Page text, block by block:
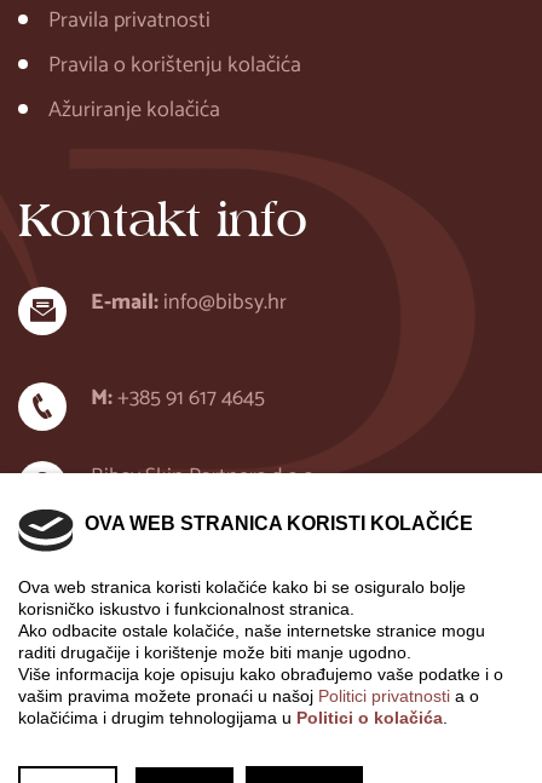
OVA WEB STRANICA KORISTI KOLAČIĆE
Ova web stranica koristi kolačiće kako bi se osiguralo bolje
korisničko iskustvo i funkcionalnost stranica.
Ako odbacite ostale kolačiće, naše internetske stranice mogu
raditi drugačije i korištenje može biti manje ugodno.
Više informacija koje opisuju kako obrađujemo vaše podatke i o
vašim pravima možete pronaći u našoj Politici privatnosti a o
kolačićima i drugim tehnologijama u Politici o kolačića
Pravila privatnosti
Pravila o korištenju kolačića
Ažuriranje kolačića
Kontakt info
E-mail:info@bibsy.hr
M:+385 91 617 4645
Bibsy Skin Partners d.o.o.
Premium Beauty Atelier
A. Nemčića 7
10000 Zagreb, Hrvatska
Copyright © 2021, Bibsy Skin Partners d.o.o.
Izrada web stranica: Lupus Art Net